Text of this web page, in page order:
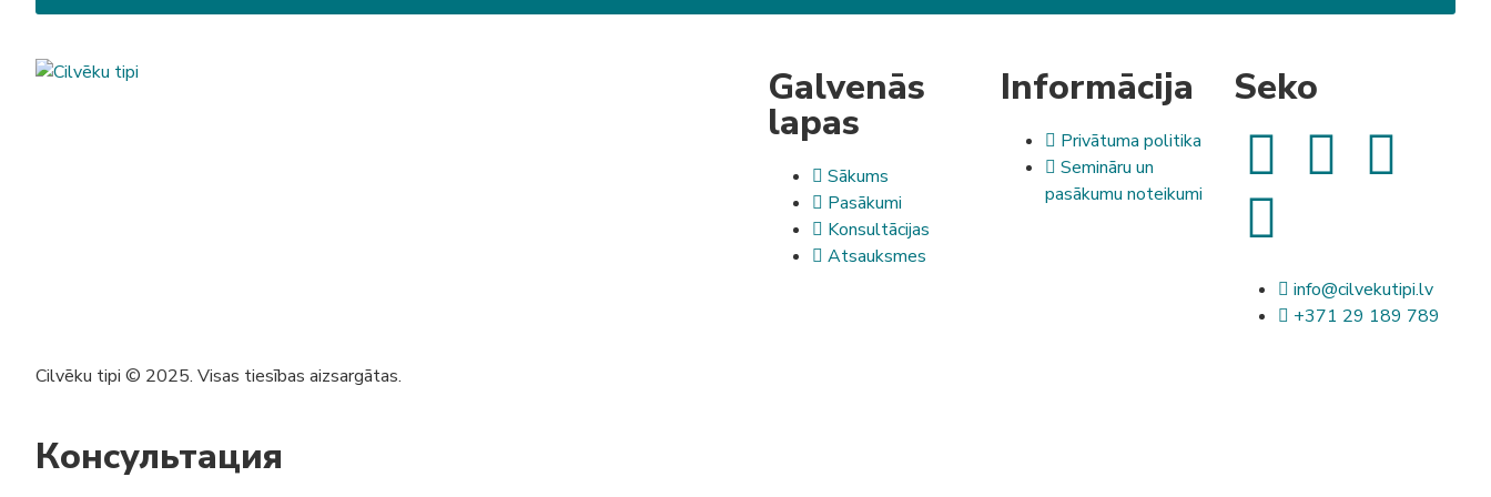
Galvenās
lapas
Sākums
Pasākumi
Konsultācijas
Atsauksmes
Informācija
Privātuma politika
Semināru un
pasākumu noteikumi
Seko
info@cilvekutipi.lv
+371 29 189 789
Cilvēku tipi © 2025. Visas tiesības aizsargātas.
Консультация